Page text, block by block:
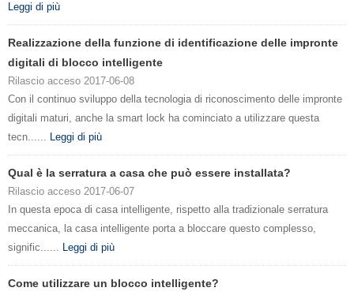
Leggi di più
Realizzazione della funzione di identificazione delle impronte
digitali di blocco intelligente
Rilascio acceso 2017-06-08
Con il continuo sviluppo della tecnologia di riconoscimento delle impronte
digitali maturi, anche la smart lock ha cominciato a utilizzare questa
tecn...... Leggi di più
Qual è la serratura a casa che può essere installata?
Rilascio acceso 2017-06-07
In questa epoca di casa intelligente, rispetto alla tradizionale serratura
meccanica, la casa intelligente porta a bloccare questo complesso,
signific...... Leggi di più
Come utilizzare un blocco intelligente?